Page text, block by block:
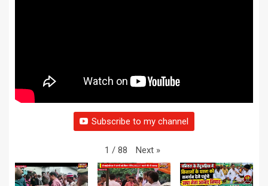
Subscribe to my channel
1 / 88 Next »